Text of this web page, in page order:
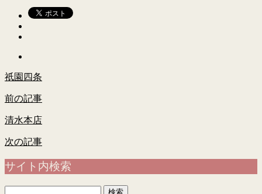
祇園四条
前の記事
清水本店
次の記事
サイト内検索